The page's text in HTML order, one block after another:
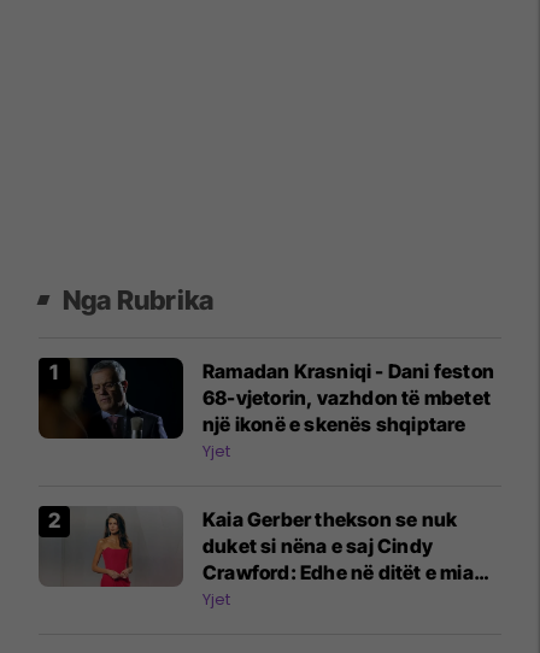
Nga Rubrika
Ramadan Krasniqi - Dani feston
68-vjetorin, vazhdon të mbetet
një ikonë e skenës shqiptare
Yjet
Kaia Gerber thekson se nuk
duket si nëna e saj Cindy
Crawford: Edhe në ditët e mia
më të mira, nuk jam askund
Yjet